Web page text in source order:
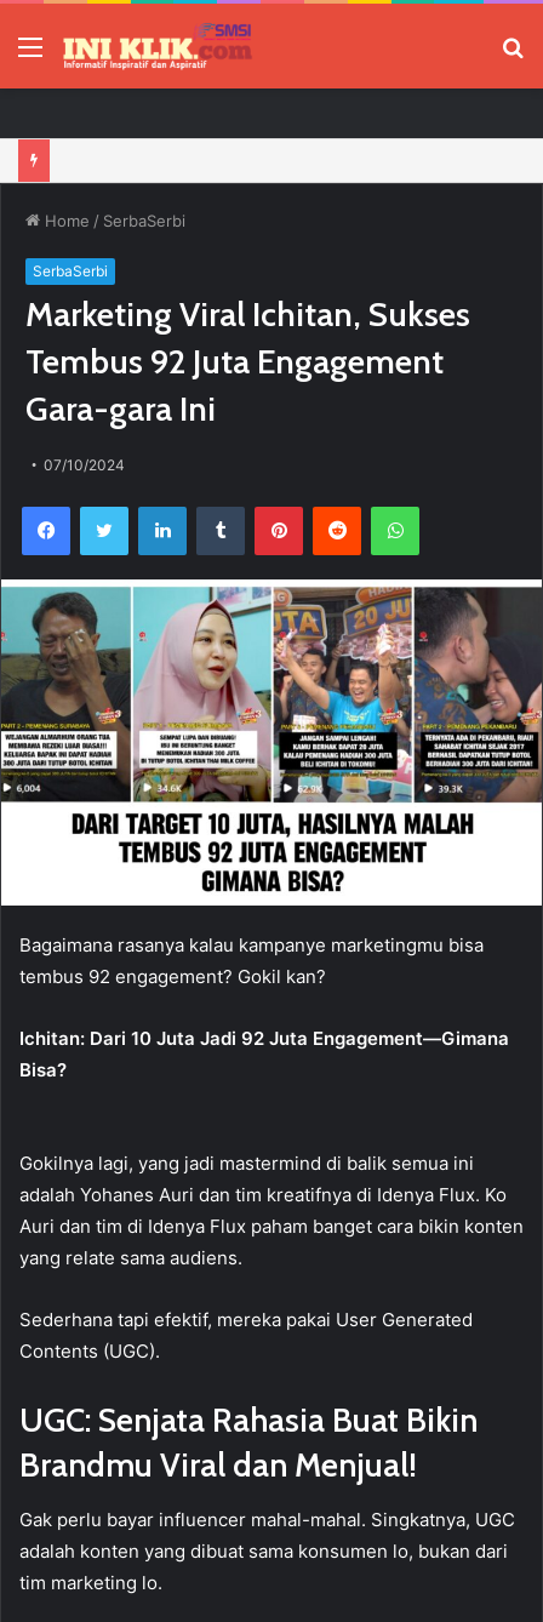
Menu
Home / SerbaSerbi
SerbaSerbi
Marketing Viral Ichitan, Sukses
Tembus 92 Juta Engagement
Gara-gara Ini
07/10/2024
Bagaimana rasanya kalau kampanye marketingmu bisa
tembus 92 engagement? Gokil kan?
Ichitan: Dari 10 Juta Jadi 92 Juta Engagement—Gimana
Bisa?
Gokilnya lagi, yang jadi mastermind di balik semua ini
adalah Yohanes Auri dan tim kreatifnya di Idenya Flux. Ko
Auri dan tim di Idenya Flux paham banget cara bikin konten
yang relate sama audiens.
Sederhana tapi efektif, mereka pakai User Generated
Contents (UGC).
UGC: Senjata Rahasia Buat Bikin
Brandmu Viral dan Menjual!
Gak perlu bayar influencer mahal-mahal. Singkatnya, UGC
adalah konten yang dibuat sama konsumen lo, bukan dari
tim marketing lo.